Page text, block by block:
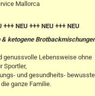
+++ NEU +++ NEU +++ NEU
& ketogene
genussvolle Lebensweise ohne
Sportler,
und gesundheits-
ganze Familie.